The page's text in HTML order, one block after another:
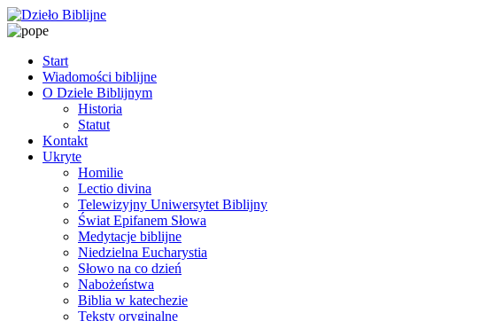
Start
Wiadomości biblijne
O Dziele Biblijnym
Historia
Statut
Kontakt
Ukryte
Homilie
Lectio divina
Telewizyjny Uniwersytet Biblijny
Świat Epifanem Słowa
Medytacje biblijne
Niedzielna Eucharystia
Słowo na co dzień
Nabożeństwa
Biblia w katechezie
Teksty oryginalne